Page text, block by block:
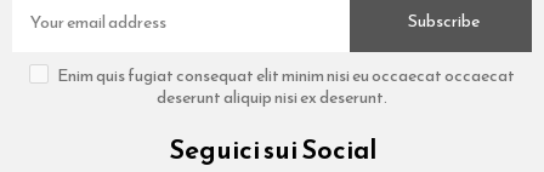
Subscribe
Enim quis fugiat consequat elit minim nisi eu occaecat occaecat
deserunt aliquip nisi ex deserunt.
Seguici sui Social